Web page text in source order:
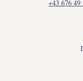
+43 676 49